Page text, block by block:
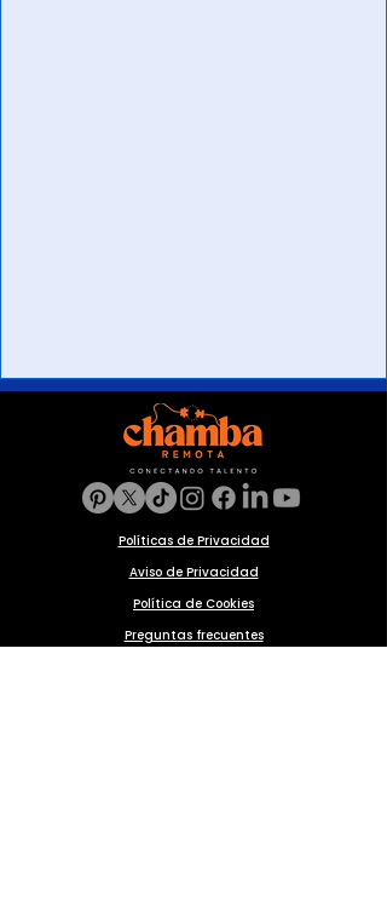
Políticas de Privacidad
Aviso de Privacidad
Política de Cookies
Preguntas frecuentes